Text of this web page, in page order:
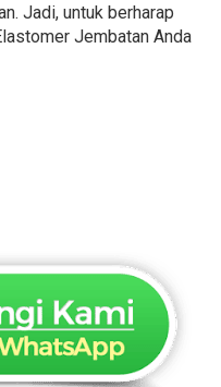
Jadi, untuk berharap
Jembatan Anda